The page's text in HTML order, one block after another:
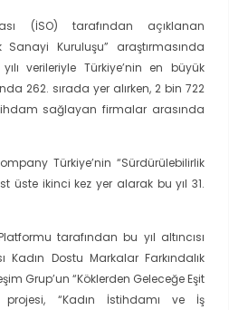
(İSO) tarafından açıklanan
Sanayi Kuruluşu” araştırmasında
verileriyle Türkiye’nin en büyük
262. sırada yer alırken, 2 bin 722
sağlayan firmalar arasında
Türkiye’nin “Sürdürülebilirlik
üste ikinci kez yer alarak bu yıl 31.
tarafından bu yıl altıncısı
Kadın Dostu Markalar Farkındalık
Grup’un “Köklerden Geleceğe Eşit
projesi, “Kadın İstihdamı ve İş